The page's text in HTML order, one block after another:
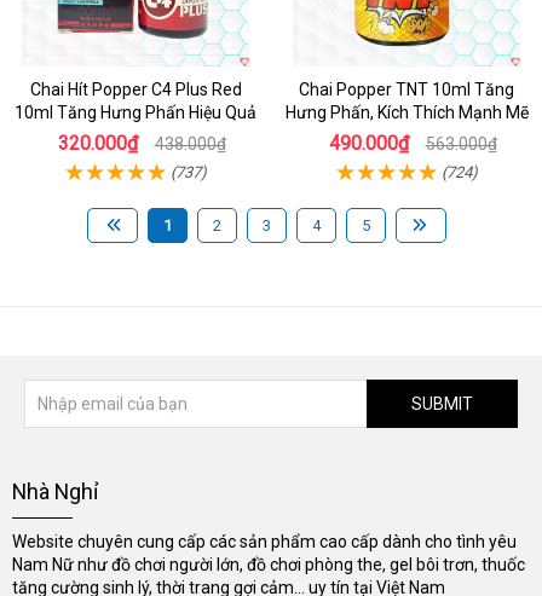
Chai Hít Popper C4 Plus Red
10ml Tăng Hưng Phấn Hiệu Quả
320.000₫ 438.000₫
(737)
Chai Popper TNT 10ml Tăng
Hưng Phấn, Kích Thích Mạnh Mẽ
490.000₫ 563.000₫
(724)
1 2 3 4 5
SUBMIT
Nhà Nghỉ
Website chuyên cung cấp các sản phẩm cao cấp dành cho tình yêu
Nam Nữ như đồ chơi người lớn, đồ chơi phòng the, gel bôi trơn, thuốc
tăng cường sinh lý, thời trang gợi cảm... uy tín tại Việt Nam